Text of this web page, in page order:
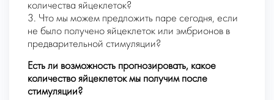
количества яйцеклеток?
3. Что мы можем предложить паре сегодня, если
не было получено яйцеклеток или эмбрионов в
предварительной стимуляции?
Есть ли возможность прогнозировать, какое
количество яйцеклеток мы получим после
стимуляции?